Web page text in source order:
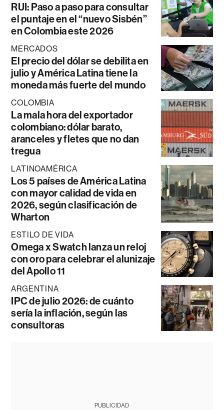
RUI: Paso a paso para consultar
el puntaje en el “nuevo Sisbén”
en Colombia este 2026
MERCADOS
El precio del dólar se debilita en
julio y América Latina tiene la
moneda más fuerte del mundo
COLOMBIA
La mala hora del exportador
colombiano: dólar barato,
aranceles y fletes que no dan
tregua
LATINOAMÉRICA
Los 5 países de América Latina
con mayor calidad de vida en
2026, según clasificación de
Wharton
ESTILO DE VIDA
Omega x Swatch lanza un reloj
con oro para celebrar el alunizaje
del Apollo 11
ARGENTINA
IPC de julio 2026: de cuánto
sería la inflación, según las
consultoras
PUBLICIDAD